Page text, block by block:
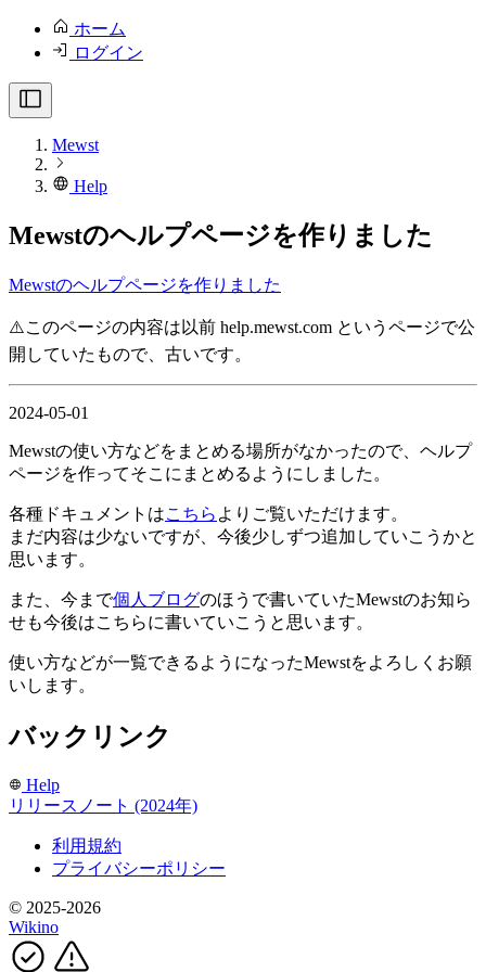
ホーム
ログイン
Mewst
Help
Mewstのヘルプページを作りました
Mewstのヘルプページを作りました
⚠️このページの内容は以前 help.mewst.com というページで公
開していたもので、古いです。
2024-05-01
Mewstの使い方などをまとめる場所がなかったので、ヘルプ
ページを作ってそこにまとめるようにしました。
各種ドキュメントはこちら よりご覧いただけます。
まだ内容は少ないですが、今後少しずつ追加していこうかと
思います。
また、今まで個人ブログのほうで書いていたMewstのお知ら
せも今後はこちらに書いていこうと思います。
使い方などが一覧できるようになったMewstをよろしくお願
いします。
バックリンク
Help
リリースノート (2024年)
利用規約
プライバシーポリシー
© 2025-2026
Wikino